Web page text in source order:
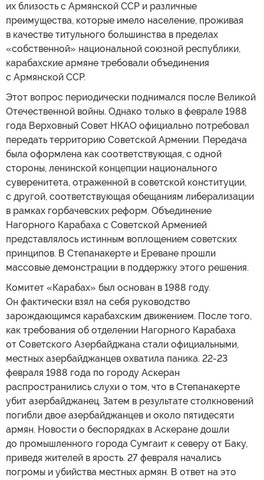
их близость с Армянской ССР и различные
преимущества, которые имело население, проживая
в качестве титульного большинства в пределах
«собственной» национальной союзной республики,
карабахские армяне требовали объединения
с Армянской ССР.
Этот вопрос периодически поднимался после Великой
Отечественной войны. Однако только в феврале 1988
года Верховный Совет НКАО официально потребовал
передать территорию Советской Армении. Передача
была оформлена как соответствующая, с одной
стороны, ленинской концепции национального
суверенитета, отраженной в советской конституции,
с другой, соответствующая обещаниям либерализации
в рамках горбачевских реформ. Объединение
Нагорного Карабаха с Советской Арменией
представлялось истинным воплощением советских
принципов. В Степанакерте и Ереване прошли
массовые демонстрации в поддержку этого решения.
Комитет «Карабах» был основан в 1988 году.
Он фактически взял на себя руководство
зарождающимся карабахским движением. После того,
как требования об отделении Нагорного Карабаха
от Советского Азербайджана стали официальными,
местных азербайджанцев охватила паника. 22-23
февраля 1988 года по городу Аскеран
распространились слухи о том, что в Степанакерте
убит азербайджанец. Затем в результате столкновений
погибли двое азербайджанцев и около пятидесяти
армян. Новости о беспорядках в Аскеране дошли
до промышленного города Сумгаит к северу от Баку,
приведя жителей в ярость. 27 февраля начались
погромы и убийства местных армян. В ответ на это